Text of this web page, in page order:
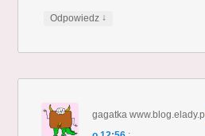
Odpowiedz ↓
gagatka www.blog.elady.pl